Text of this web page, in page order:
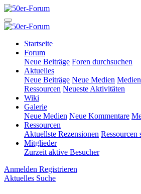
Startseite
Forum
Neue Beiträge Foren durchsuchen
Aktuelles
Neue Beiträge Neue Medien
Ressourcen Neueste Aktivitäten
Wiki
Galerie
Neue Medien Neue Kommentare
Ressourcen
Aktuellste Rezensionen Ressourcen
Mitglieder
Zurzeit aktive Besucher
Anmelden Registrieren
Aktuelles Suche